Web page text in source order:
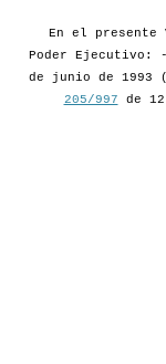
En el presente
Poder
de junio de
205/997 de